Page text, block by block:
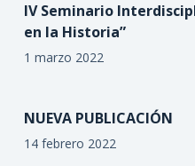
IV Seminario
en la Historia”
1 marzo 2022
NUEVA PUBLICACIÓN
14 febrero 2022